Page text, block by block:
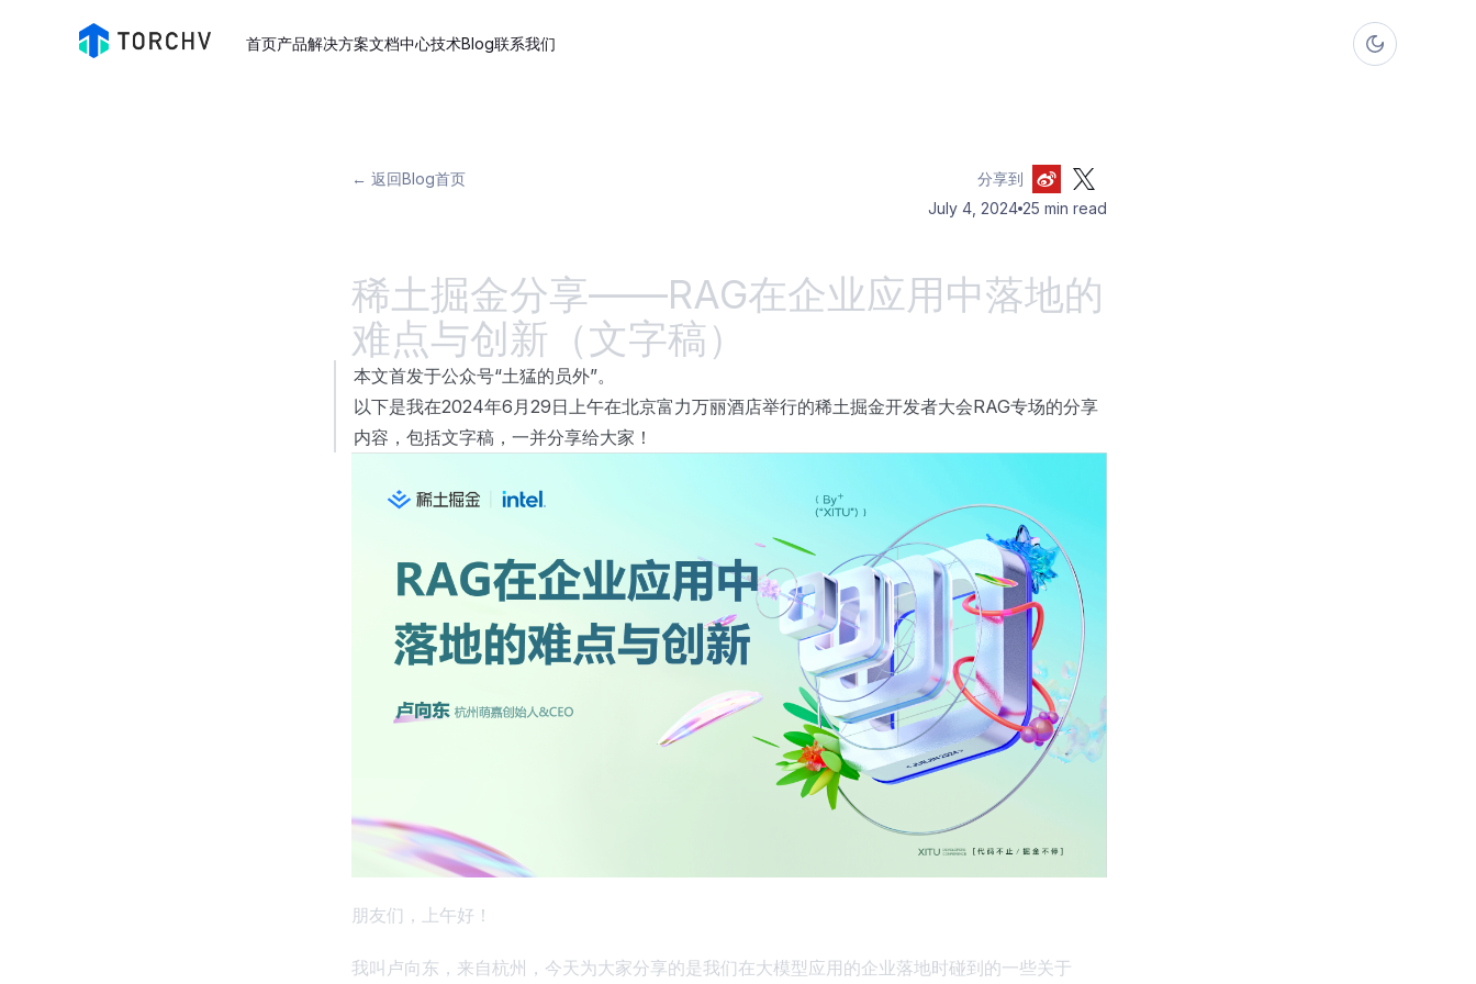
首页产品解决方案文档中心技术Blog联系我们
← 返回Blog首页
分享到
July 4, 2024 25 min read
稀土掘金分享——RAG在企业应用中落地的
难点与创新（文字稿）
本文首发于公众号“土猛的员外”。
以下是我在2024年6月29日上午在北京富力万丽酒店举行的稀土掘金开发者大会RAG专场的分享
内容，包括文字稿，一并分享给大家！
朋友们，上午好！
我叫卢向东，来自杭州，今天为大家分享的是我们在大模型应用的企业落地时碰到的一些关于